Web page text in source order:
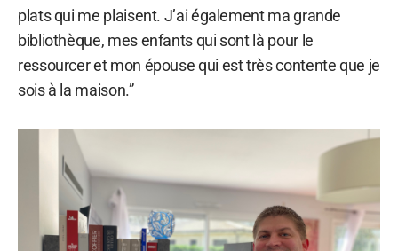
plats qui me plaisent. J’ai également ma grande
bibliothèque, mes enfants qui sont là pour le
ressourcer et mon épouse qui est très contente que je
sois à la maison.”